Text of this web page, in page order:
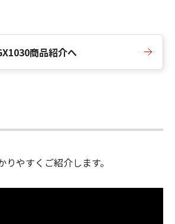
商品紹介へ
やすくご紹介します。